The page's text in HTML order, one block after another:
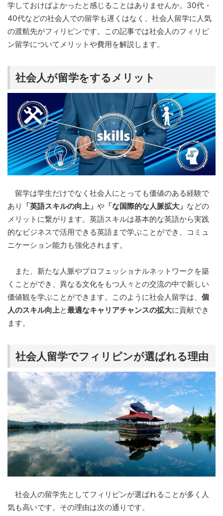
学しておけばよかったと感じることはありませんか。30代・
40代などの社会人での留学も遅くはなく、社会人留学に人気
の渡航先がフィリピンです。この記事では社会人のフィリピ
ン留学についてメリットや費用を解説します。
社会人が留学をするメリット
留学は学生だけでなく社会人にとっても価値のある経験で
あり
「英語スキルの向上」 や 「な国際的な人脈拡大」 などの
メリットに繋がります。英語スキルは基本的な英語から実践
的なビジネスで活用できる英語まで学ぶことができ、コミュ
ニケーション能力も強化されます。
また、新たな人脈やプロフェッショナルネットワークを築
くことができ、異なる文化をもつ人々との交流の中で新しい
価値観を学ぶことができます。このように社会人留学は、 個
人のスキル向上と最適なキャリアチャンスの拡大に貢献でき
ます。
社会人留学でフィリピンが選ばれる理由
社会人の留学先としてフィリピンが選ばれることが多く人
気も高いです。その理由は次の通りです。